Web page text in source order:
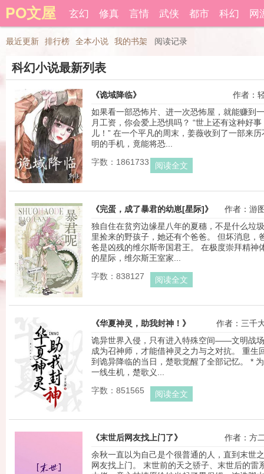
PO文屋 玄幻 修真 言情 武侠 都市 科幻 网
登录后可以拥有藏书和下载书籍功能。
最近更新
排行榜 全本小说 我的书架 阅读记录
科幻小说最新列表
《诡域降临》
作者：
如果看一部恐怖片、进一次恐怖屋，就能赚到
月工资，你会爱上恐惧吗？ “世上还有这种好事
儿！” 在一个平凡的周末，姜薇收到了一部来历
明的手机，竟能将恐...
字数：1861733
阅读全文
《完蛋，成了暴君的幼崽[星际]》
作者：游
独自住在贫穷边缘星八年的夏穗，不是什么垃
里捡来的野孩子，她还有个爸爸。 但坏消息，
爸是凶残的维尔斯帝国君王。 在极度崇拜精神
的星际，维尔斯王室家...
字数：838127
阅读全文
《华夏神灵，助我封神！》
作者：三千
诡异世界入侵，只有进入特殊空间——文明战
成为召神师，才能借神灵之力与之对抗。 重生
到诡异降临的当日，楚歌觉醒了全部记忆。 *
一线生机，楚歌义...
字数：851565
阅读全文
《末世后网友找上门了》
作者：方
余秋一直以为自己是个很普通的人，直到末世
网友找上门。 末世前的天之骄子、末世后的雷